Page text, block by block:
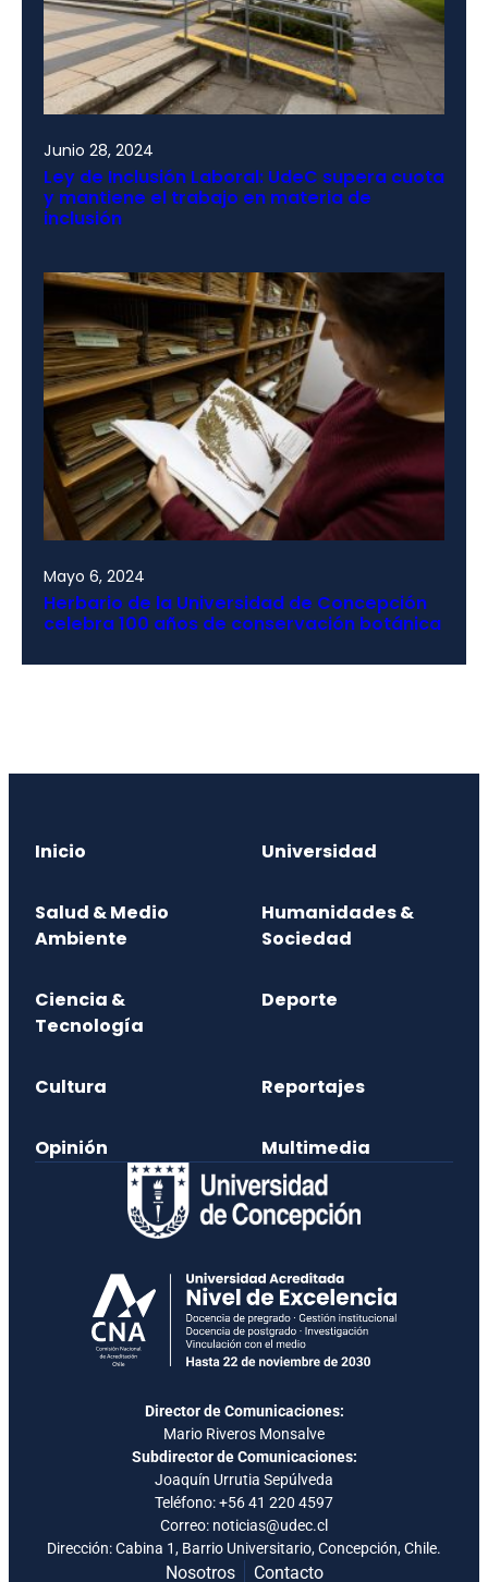
Junio 28, 2024
Ley de Inclusión Laboral: UdeC supera cuota
y mantiene el trabajo en materia de
inclusión
Mayo 6, 2024
Herbario de la Universidad de Concepción
celebra 100 años de conservación botánica
Inicio Universidad
Salud & Medio
Ambiente
Humanidades &
Sociedad
Ciencia &
Tecnología
Deporte
Cultura Reportajes
Opinión Multimedia
Director de Comunicaciones:
Mario Riveros Monsalve
Subdirector de Comunicaciones:
Joaquín Urrutia Sepúlveda
Teléfono:+56 41 220 4597
Correo: noticias@udec.cl
Dirección: Cabina 1, Barrio Universitario, Concepción, Chile.
Nosotros Contacto